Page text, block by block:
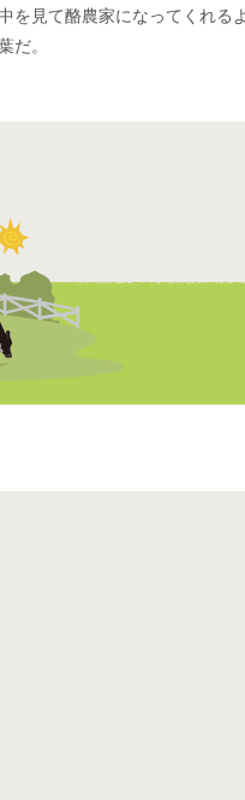
を見て酪農家になってくれる
だ。